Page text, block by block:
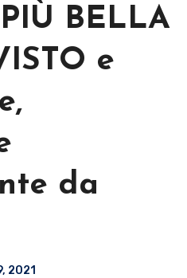
BELLA
e
da
2021